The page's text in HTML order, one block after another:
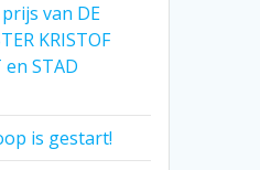
van DE
KRISTOF
en STAD
is gestart!